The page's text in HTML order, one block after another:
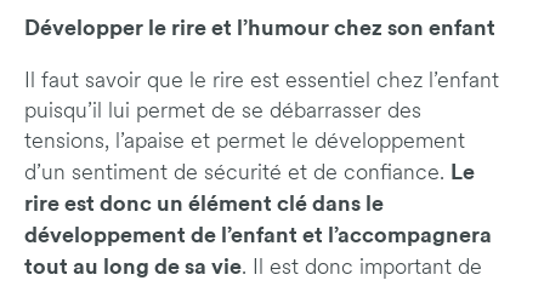
Développer le rire et l’humour chez son enfant
Il faut savoir que le rire est essentiel chez l’enfant
puisqu’il lui permet de se débarrasser des
tensions, l’apaise et permet le développement
d’un sentiment de sécurité et de confiance. Le
rire est donc un élément clé dans le
développement de l’enfant et l’accompagnera
tout au long de sa vie. Il est donc important de